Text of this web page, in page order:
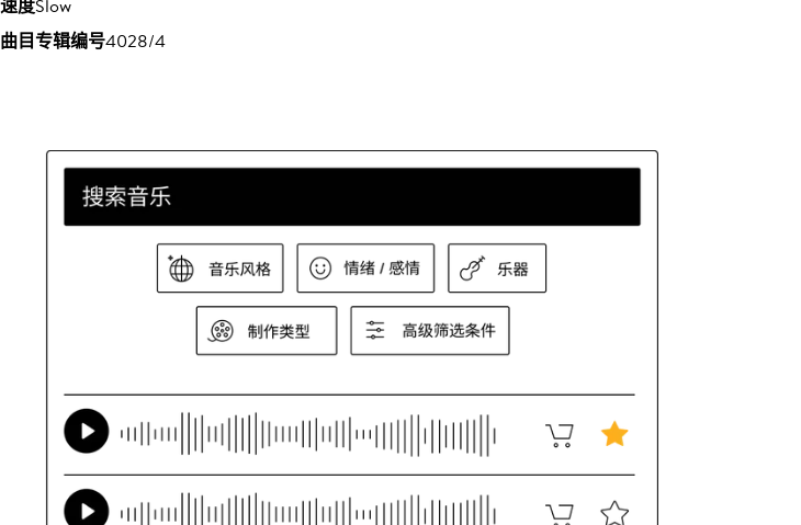
速度Slow
曲目专辑编号4028/4